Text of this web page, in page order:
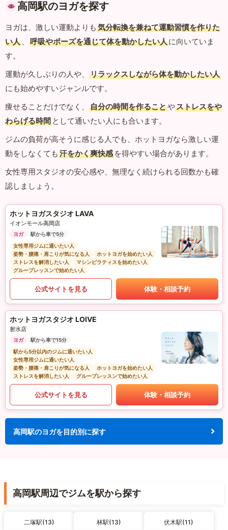
高岡駅のヨガを探す
ヨガは、激しい運動よりも 気分転換を兼ねて運動習慣を作りた
い人 、 呼吸やポーズを通じて体を動かしたい人に向いていま
す。
運動が久しぶりの人や、
リラックスしながら体を動かしたい人
にも始めやすいジャンルです。
痩せることだけでなく、
自分の時間を作ることやストレスをや
わらげる時間 として通いたい人にも合います。
ジムの負荷が高そうに感じる人でも、ホットヨガなら激しい運
動をしなくても 汗をかく爽快感 を得やすい場合があります。
女性専用スタジオの安心感や、無理なく続けられる回数かも確
認しましょう。
ホットヨガスタジオ LAVA
イオンモール高岡店
ヨガ
駅から車で5分
女性専用ジムに通いたい人
姿勢・腰痛・肩こりが気になる人
ホットヨガを始めたい人
ストレスを解消したい人
マシンピラティスを始めたい人
グループレッスンで始めたい人
公式サイトを見る 体験・相談予約
ホットヨガスタジオ LOIVE
射水店
ヨガ
駅から車で15分
駅から5分以内のジムに通いたい人
女性専用ジムに通いたい人
姿勢・腰痛・肩こりが気になる人
ホットヨガを始めたい人
ストレスを解消したい人
グループレッスンで始めたい人
公式サイトを見る 体験・相談予約
高岡駅のヨガを目的別に探す
高岡駅周辺でジムを駅から探す
二塚駅(13) 林駅(13) 伏木駅(11)